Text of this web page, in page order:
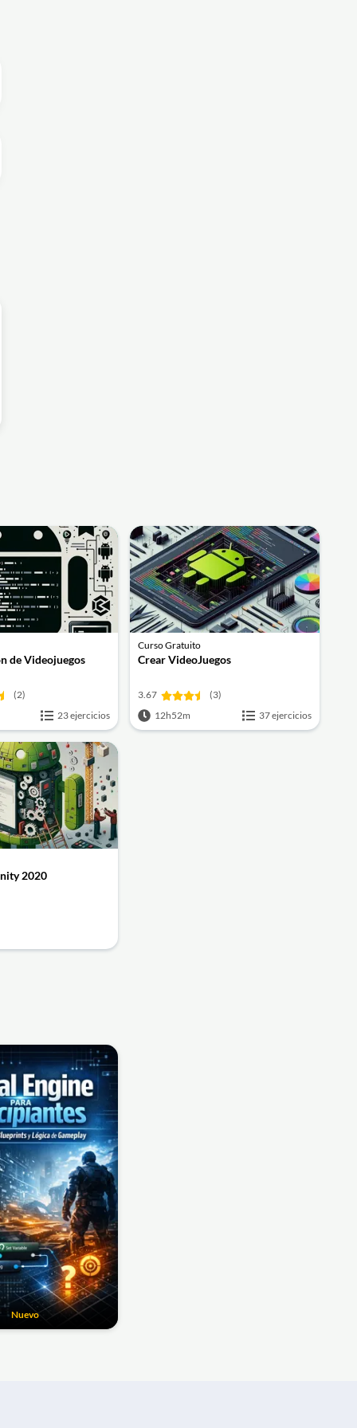
de Videojuegos
(2)
23 ejercicios
Curso Gratuito
Crear VideoJuegos
3.67
(3)
12h52m
37 ejercicios
2020
Nuevo